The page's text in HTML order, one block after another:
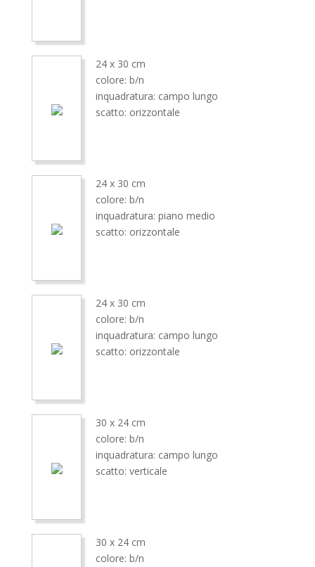
24 x 30 cm
colore: b/n
inquadratura: campo lungo
scatto: orizzontale
24 x 30 cm
colore: b/n
inquadratura: piano medio
scatto: orizzontale
24 x 30 cm
colore: b/n
inquadratura: campo lungo
scatto: orizzontale
30 x 24 cm
colore: b/n
inquadratura: campo lungo
scatto: verticale
30 x 24 cm
colore: b/n